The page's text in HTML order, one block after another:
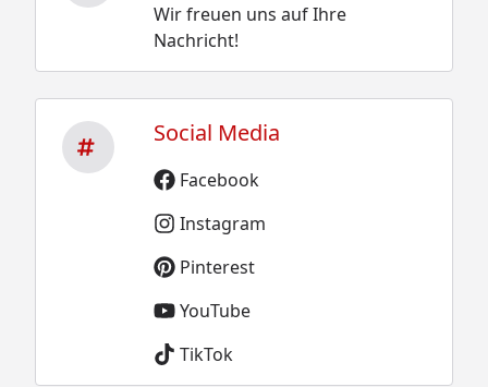
Wir freuen uns auf Ihre
Nachricht!
Social Media
Facebook
Instagram
Pinterest
YouTube
TikTok